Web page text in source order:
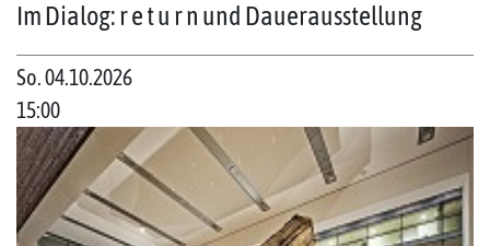
Im Dialog: r e t u r n und Dauerausstellung
So. 04.10.2026
15:00